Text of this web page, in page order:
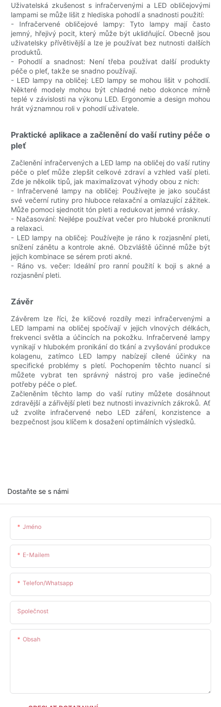
Uživatelská zkušenost s infračervenými a LED obličejovými
lampami se může lišit z hlediska pohodlí a snadnosti použití:
- Infračervené obličejové lampy: Tyto lampy mají často
jemný, hřejivý pocit, který může být uklidňující. Obecně jsou
uživatelsky přívětivější a lze je používat bez nutnosti dalších
produktů.
- Pohodlí a snadnost: Není třeba používat další produkty
péče o pleť, takže se snadno používají.
- LED lampy na obličej: LED lampy se mohou lišit v pohodlí.
Některé modely mohou být chladné nebo dokonce mírně
teplé v závislosti na výkonu LED. Ergonomie a design mohou
hrát významnou roli v pohodlí uživatele.
Praktické aplikace a začlenění do vaší rutiny péče o
pleť
Začlenění infračervených a LED lamp na obličej do vaší rutiny
péče o pleť může zlepšit celkové zdraví a vzhled vaší pleti.
Zde je několik tipů, jak maximalizovat výhody obou z nich:
- Infračervené lampy na obličej: Používejte je jako součást
své večerní rutiny pro hluboce relaxační a omlazující zážitek.
Může pomoci sjednotit tón pleti a redukovat jemné vrásky.
- Načasování: Nejlépe používat večer pro hluboké proniknutí
a relaxaci.
- LED lampy na obličej: Používejte je ráno k rozjasnění pleti,
snížení zánětu a kontrole akné. Obzvláště účinné může být
jejich kombinace se sérem proti akné.
- Ráno vs. večer: Ideální pro ranní použití k boji s akné a
rozjasnění pleti.
Závěr
Závěrem lze říci, že klíčové rozdíly mezi infračervenými a
LED lampami na obličej spočívají v jejich vlnových délkách,
frekvenci světla a účincích na pokožku. Infračervené lampy
vynikají v hlubokém pronikání do tkání a zvyšování produkce
kolagenu, zatímco LED lampy nabízejí cílené účinky na
specifické problémy s pletí. Pochopením těchto nuancí si
můžete vybrat ten správný nástroj pro vaše jedinečné
potřeby péče o pleť.
Začleněním těchto lamp do vaší rutiny můžete dosáhnout
zdravější a zářivější pleti bez nutnosti invazivních zákroků. Ať
už zvolíte infračervené nebo LED záření, konzistence a
bezpečnost jsou klíčem k dosažení optimálních výsledků.
Dostaňte se s námi
Jméno
E-Mailem
Telefon/whatsapp
Společnost
Obsah